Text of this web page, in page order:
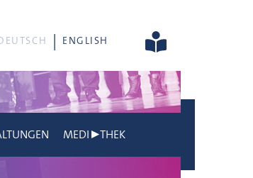
ENGLISH
MEDI▶THEK